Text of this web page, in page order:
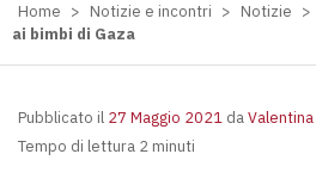
Home > Notizie e incontri > Notizie >
ai bimbi di Gaza
Pubblicato il 27 Maggio 2021 daValentina
Tempo di lettura 2 minuti